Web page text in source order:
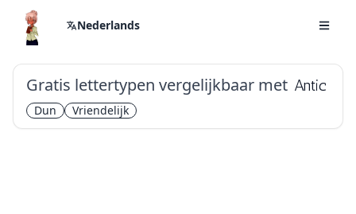
Nederlands
Gratis lettertypen vergelijkbaar met Antic
Dun Vriendelijk